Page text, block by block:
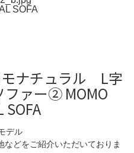
モナチュラル L字
ァー② MOMO
SOFA
デル
どをご紹介いただいておりま